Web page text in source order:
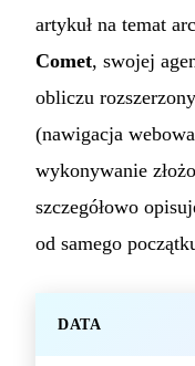
artykuł na temat
Comet, swojej
obliczu
(nawigacja
wykonywanie
szczegółowo
od samego
DATA